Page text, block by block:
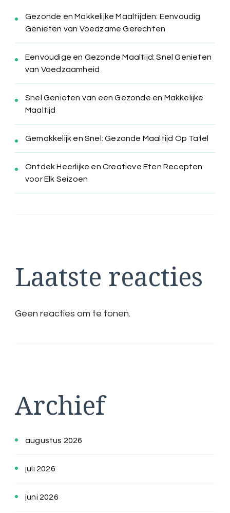
Gezonde en Makkelijke Maaltijden: Eenvoudig
Genieten van Voedzame Gerechten
Eenvoudige en Gezonde Maaltijd: Snel Genieten
van Voedzaamheid
Snel Genieten van een Gezonde en Makkelijke
Maaltijd
Gemakkelijk en Snel: Gezonde Maaltijd Op Tafel
Ontdek Heerlijke en Creatieve Eten Recepten
voor Elk Seizoen
Laatste reacties
Geen reacties om te tonen.
Archief
augustus 2026
juli 2026
juni 2026